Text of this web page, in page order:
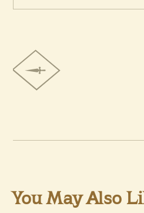
You May Also